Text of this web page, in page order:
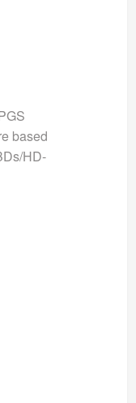
based
HD-